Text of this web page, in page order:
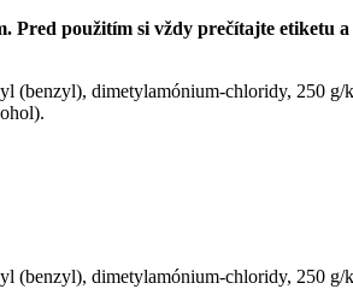
Pred použitím si vždy prečítajte etiketu
(benzyl), dimetylamónium-chloridy, 250 g/
(benzyl), dimetylamónium-chloridy, 250 g/